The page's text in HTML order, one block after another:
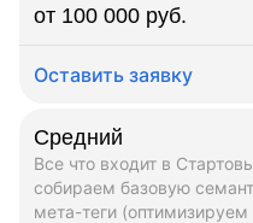
от 100 000 руб.
Оставить заявку
Средний
Все что входит в
собираем базовую
мета-теги (оптимизируем